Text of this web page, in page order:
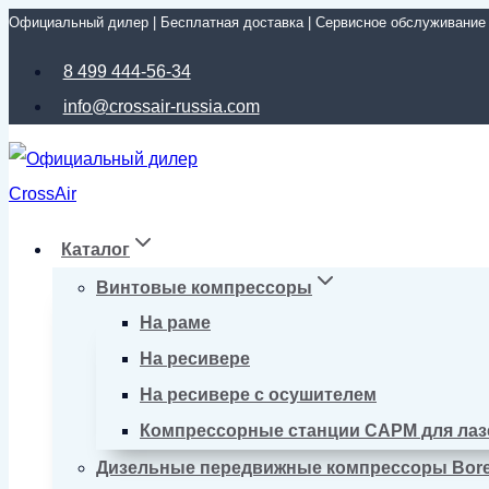
Перейти
Официальный дилер | Бесплатная доставка | Сервисное обслуживание
8 499 444-56-34
info@crossair-russia.com
Каталог
Винтовые компрессоры
На раме
На ресивере
На ресивере с осушителем
Компрессорные станции CAPM для
Дизельные передвижные компрессоры